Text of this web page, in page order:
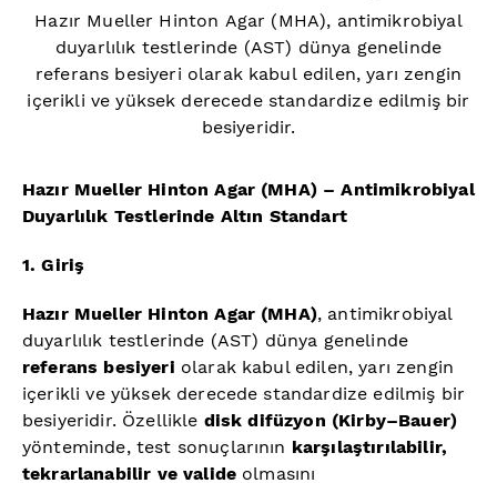
Hazır Mueller Hinton Agar (MHA), antimikrobiyal
duyarlılık testlerinde (AST) dünya genelinde
referans besiyeri olarak kabul edilen, yarı zengin
içerikli ve yüksek derecede standardize edilmiş bir
besiyeridir.
Hazır Mueller Hinton Agar (MHA) – Antimikrobiyal
Duyarlılık Testlerinde Altın Standart
1. Giriş
Hazır Mueller Hinton Agar (MHA), antimikrobiyal
duyarlılık testlerinde (AST) dünya genelinde
referans besiyeri olarak kabul edilen, yarı zengin
içerikli ve yüksek derecede standardize edilmiş bir
besiyeridir. Özellikle disk difüzyon (Kirby–Bauer)
yönteminde, test sonuçlarının karşılaştırılabilir,
tekrarlanabilir ve valide olmasını